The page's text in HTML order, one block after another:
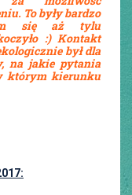
To były bardzo
się aż tylu
:) Kontakt
był dla
na jakie pytania
którym kierunku